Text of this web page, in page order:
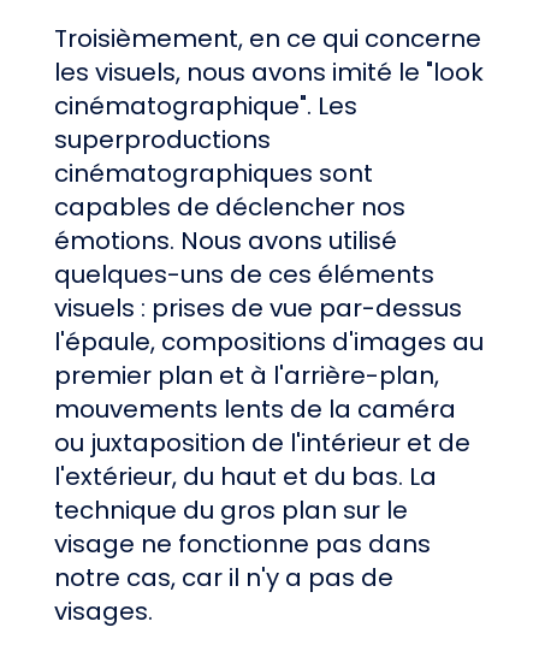
Troisièmement, en ce qui concerne
les visuels, nous avons imité le "look
cinématographique". Les
superproductions
cinématographiques sont
capables de déclencher nos
émotions. Nous avons utilisé
quelques-uns de ces éléments
visuels : prises de vue par-dessus
l'épaule, compositions d'images au
premier plan et à l'arrière-plan,
mouvements lents de la caméra
ou juxtaposition de l'intérieur et de
l'extérieur, du haut et du bas. La
technique du gros plan sur le
visage ne fonctionne pas dans
notre cas, car il n'y a pas de
visages.